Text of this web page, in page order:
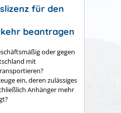
für den
beantragen
oder gegen
mit
ein, deren zulässiges
Anhänger mehr